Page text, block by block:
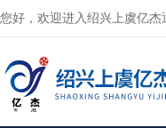
您好，欢迎进入绍兴上虞亿杰